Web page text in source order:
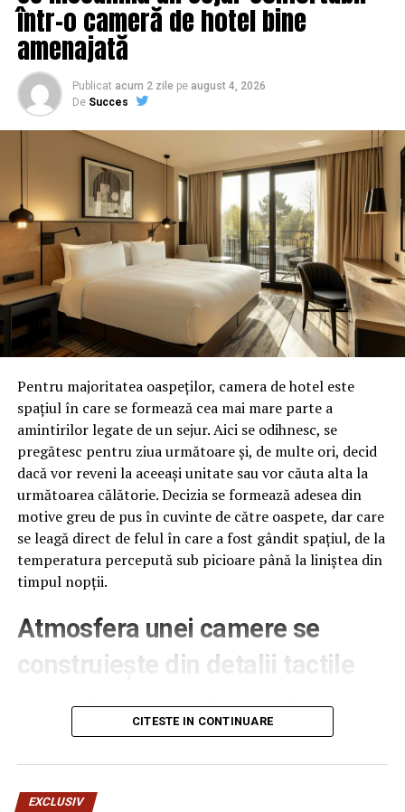
Cu dezastrul in plina
desfasurare, cu un tupeu iesit
din comun, tipic PSD-ului,
Marcel Ciolacu la braț cu
Volosevici și Nanu, însoțiți de
senatorii social democrați
prahoveni, ministrul
Oprea,directorul CSM
Ploiești Dănuț Burghelea
(aflat in C.O, sanchi’, cerere
neinregistrata prezentata in
sedinta de C.L.)
, directorul
Hale și Piețe Răzvan Lungu,
stralucita experta de renume
mondial, PSD-ista Simona
Albu, city managerul orașului
într-o cameră de hotel bine
amenajată
Publicat acum 2 zile pe august 4, 2026
De Succes
Pentru majoritatea oaspeților, camera de hotel este
spațiul în care se formează cea mai mare parte a
amintirilor legate de un sejur. Aici se odihnesc, se
pregătesc pentru ziua următoare și, de multe ori, decid
dacă vor reveni la aceeași unitate sau vor căuta alta la
următoarea călătorie. Decizia se formează adesea din
motive greu de pus în cuvinte de către oaspete, dar care
se leagă direct de felul în care a fost gândit spațiul, de la
temperatura percepută sub picioare până la liniștea din
timpul nopții.
Atmosfera unei camere se
construiește din detalii tactile
Contactul direct cu pardoseala este una dintre primele
senzații fizice pe care le are un oaspete atunci când
pe drum, seara târziu. Textura și moliciunea potrivite,
oferite democheta hotel
CITESTE IN CONTINUARE
EXCLUSIV